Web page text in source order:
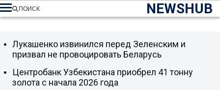
NEWSHUB
ПОИСК
Лукашенко извинился перед Зеленским и
призвал не провоцировать Беларусь
Центробанк Узбекистана приобрел 41 тонну
золота с начала 2026 года